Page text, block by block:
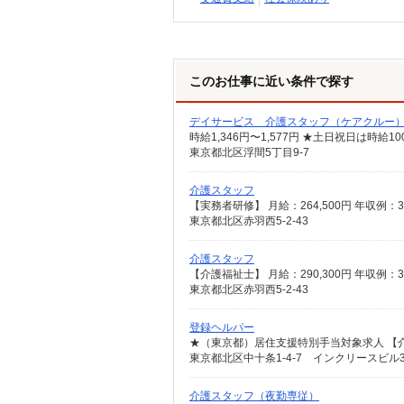
このお仕事に近い条件で探す
デイサービス 介護スタッフ（ケアクルー
時給1,346円〜1,577円 ★土日祝日は時給
東京都北区浮間5丁目9-7
介護スタッフ
東京都北区赤羽西5-2-43
介護スタッフ
東京都北区赤羽西5-2-43
登録ヘルパー
東京都北区中十条1-4-7 インクリースビル
介護スタッフ（夜勤専従）